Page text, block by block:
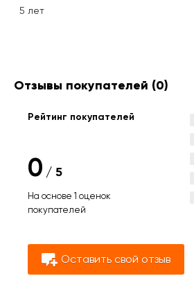
5 лет
Отзывы покупателей (0)
Рейтинг покупателей
0 / 5
На основе 1 оценок
покупателей
Оставить свой отзыв